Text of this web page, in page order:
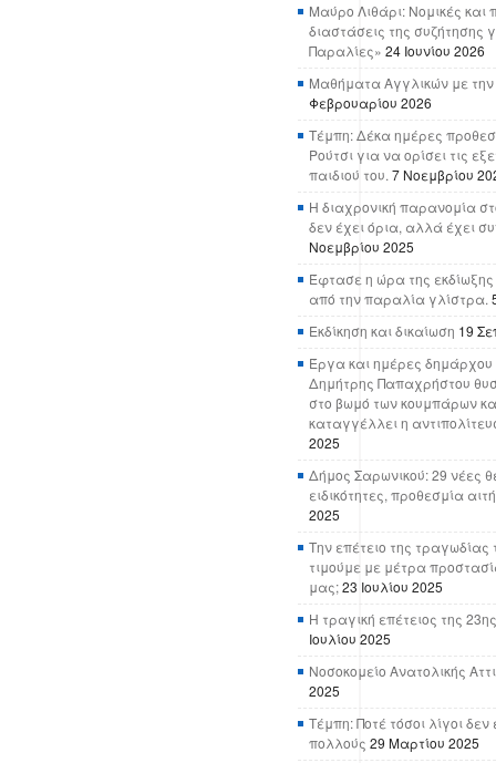
Μαύρο Λιθάρι: Νομικές και
διαστάσεις της συζήτησης
Παραλίες» 24 Ιουνίου 2026
Μαθήματα Αγγλικών με
Φεβρουαρίου 2026
Τέμπη: Δέκα ημέρες
Ρούτσι για να ορίσει τις
παιδιού του. 7 Νοεμβρίου
Η διαχρονική παρανομία
δεν έχει όρια, αλλά έχει
Νοεμβρίου 2025
Έφτασε η ώρα της
από την παραλία γλίστρα.
Εκδίκηση και δικαίωση 19
Έργα και ημέρες δημάρχου
Δημήτρης Παπαχρήστου
στο βωμό των κουμπάρων
καταγγέλλει η
2025
Δήμος Σαρωνικού: 29 νέες
ειδικότητες, προθεσμία
2025
Την επέτειο της τραγωδίας
τιμούμε με μέτρα
μας;23 Ιουλίου 2025
Η τραγική επέτειος της
Ιουλίου 2025
Νοσοκομείο Ανατολικής
2025
Τέμπη: Ποτέ τόσοι λίγοι
πολλούς 29 Μαρτίου 2025